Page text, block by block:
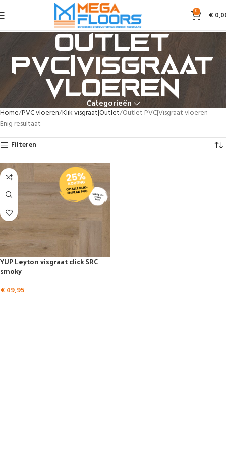
0 €
Outlet
PVC|Visgraat
vloeren
Categorieën
Home PVC vloeren Klik visgraat|Outlet Outlet PVC|Visgraat vloeren
Enig resultaat
Filteren
YUP Leyton visgraat click SRC
smoky
€49,95